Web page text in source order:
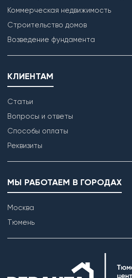
Коммерческая недвижимость
Строительство домов
Возведение фундамента
КЛИЕНТАМ
Статьи
Вопросы и ответы
Способы оплаты
Реквизиты
МЫ РАБОТАЕМ В ГОРОДАХ
Москва
Тюмень